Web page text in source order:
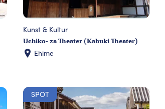
Kunst & Kultur
Uchiko- za Theater (Kabuki Theater)
Ehime
SPOT